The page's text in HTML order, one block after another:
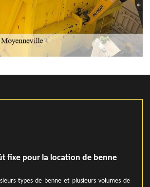
fixe pour la location de benne
types de benne et plusieurs volumes de